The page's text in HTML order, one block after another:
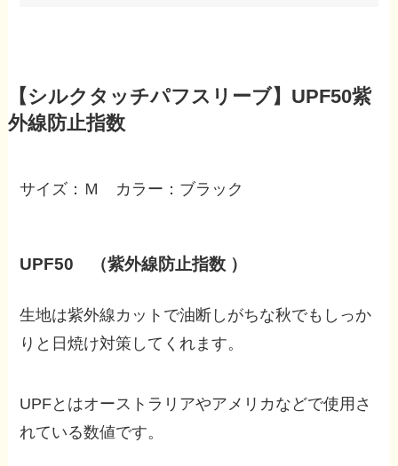
【シルクタッチパフスリーブ】UPF50紫
外線防止指数
サイズ：Ｍ カラー：ブラック
UPF50 （紫外線防止指数 ）
生地は紫外線カットで油断しがちな秋でもしっか
りと日焼け対策してくれます。
UPFとはオーストラリアやアメリカなどで使用さ
れている数値です。